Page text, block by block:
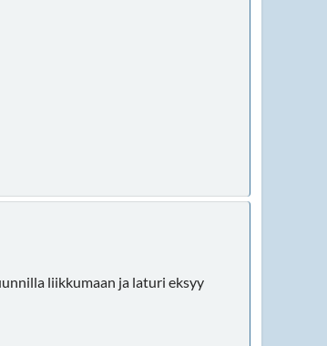
liikkumaan ja laturi eksyy